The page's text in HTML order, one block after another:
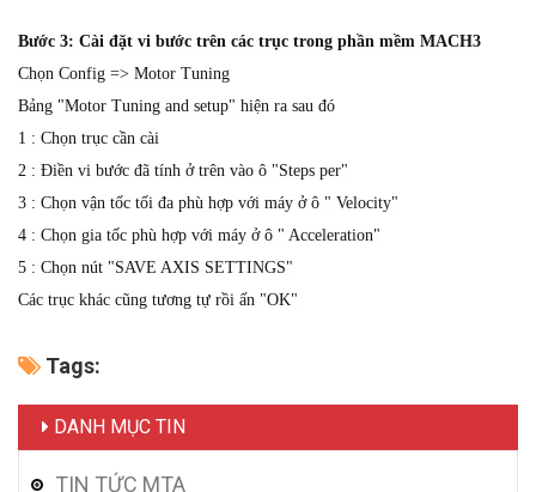
Bước 3: Cài đặt vi bước trên các trục trong phần mềm MACH3
Chọn Config => Motor Tuning
Bảng "Motor Tuning and setup" hiện ra sau đó
1 : Chọn trục cần cài
2 : Điền vi bước đã tính ở trên vào ô "Steps per"
3 : Chọn vận tốc tối đa phù hợp với máy ở ô " Velocity"
4 : Chọn gia tốc phù hợp với máy ở ô " Acceleration"
5 : Chọn nút "SAVE AXIS SETTINGS"
Các trục khác cũng tương tự rồi ấn "OK"
Tags:
DANH MỤC TIN
TIN TỨC MTA